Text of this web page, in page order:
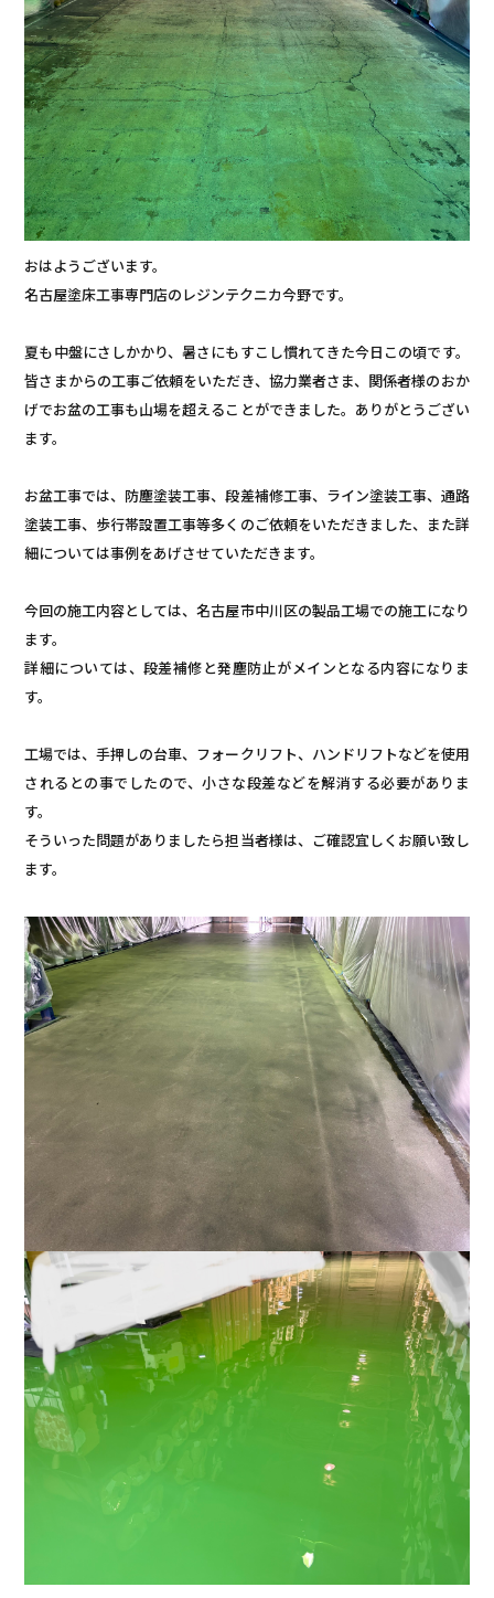
おはようございます。
名古屋塗床工事専門店のレジンテクニカ今野です。
夏も中盤にさしかかり、暑さにもすこし慣れてきた今日この頃です。
皆さまからの工事ご依頼をいただき、協力業者さま、関係者様のおか
げでお盆の工事も山場を超えることができました。ありがとうござい
ます。
お盆工事では、防塵塗装工事、段差補修工事、ライン塗装工事、通路
塗装工事、歩行帯設置工事等多くのご依頼をいただきました、また詳
細については事例をあげさせていただきます。
今回の施工内容としては、名古屋市中川区の製品工場での施工になり
ます。
詳細については、段差補修と発塵防止がメインとなる内容になりま
す。
工場では、手押しの台車、フォークリフト、ハンドリフトなどを使用
されるとの事でしたので、小さな段差などを解消する必要がありま
す。
そういった問題がありましたら担当者様は、ご確認宜しくお願い致し
ます。